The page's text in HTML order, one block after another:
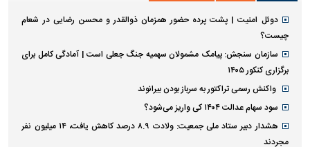
دوئل امنیت | پشت پرده حضور همزمان ذوالقدر و محسن رضایی در شعام
چیست؟
سازمان سنجش: پیامک مشمولان سهمیه جنگ جعلی است | آمادگی کامل برای
برگزاری کنکور ۱۴۰۵
واکنش رسمی تراکتور به سرباز بودن بیرانوند
سود سهام عدالت ۱۴۰۴ کی واریز می‌شود؟
هشدار دبیر ستاد ملی جمعیت: ولادت ۸.۹ درصد کاهش یافت، ۱۴ میلیون نفر
مجردند